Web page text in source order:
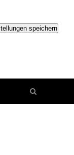
speichern